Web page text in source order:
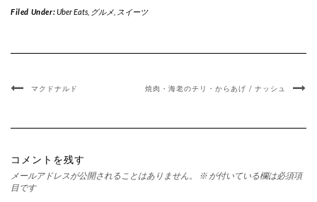
Filed Under:Uber Eats, グルメ, スイーツ
マクドナルド 焼肉・海老のチリ・からあげ / ナッシュ
コメントを残す
メールアドレスが公開されることはありません。 ※ が付いている欄は必須項
目です